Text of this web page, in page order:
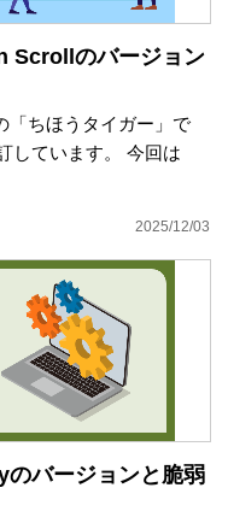
Scrollのバージョン
「ちほうタイガー」で
しています。 今回は
2025/12/03
のバージョンと脆弱